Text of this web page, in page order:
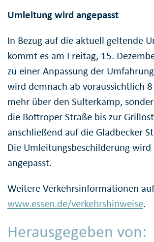
Umleitung wird angepasst
In Bezug auf die aktuell geltende
kommt es am Freitag, 15.
zu einer Anpassung der
wird demnach ab voraussichtlich
mehr über den Sulterkamp,
die Bottroper Straße bis zur
anschließend auf die Gladbecker
Die Umleitungsbeschilderung wird
angepasst.
Weitere Verkehrsinformationen auf
www.essen.de/verkehrshinweise.
Herausgegeben von: